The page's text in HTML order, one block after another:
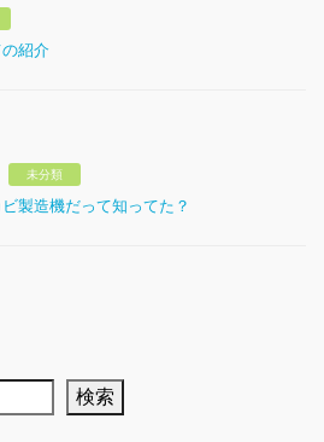
紹介
未分類
製造機だって知ってた？
検索